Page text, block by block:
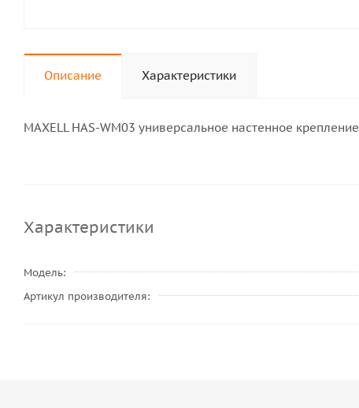
Описание Характеристики
MAXELL HAS-WM03 универсальное настенное
Характеристики
Модель
Артикул производителя